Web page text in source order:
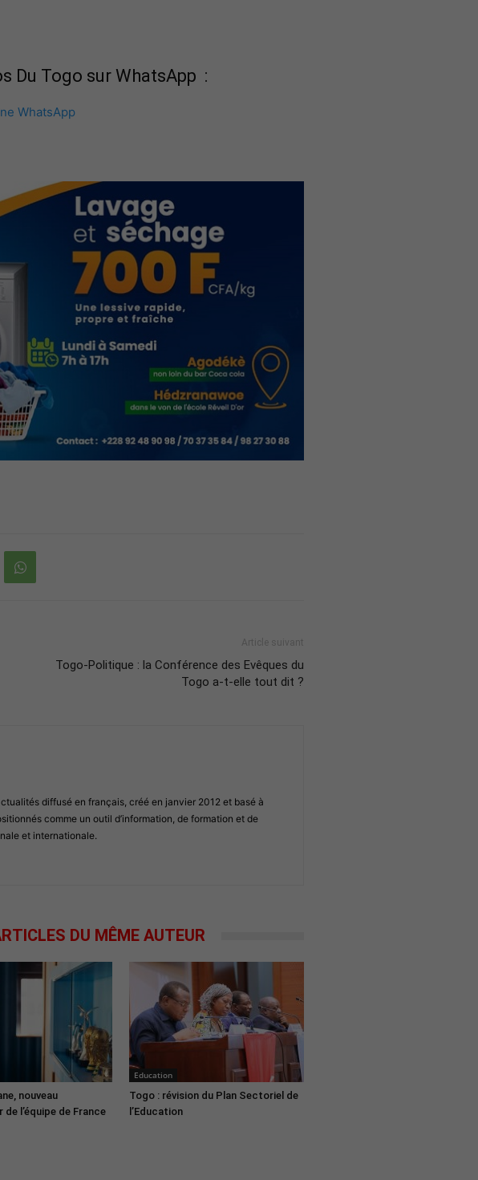
Du Togo sur WhatsApp :
WhatsApp
Article suivant
Togo-Politique : la Conférence des Evêques du
Togo a-t-elle tout dit ?
diffusé en français, créé en janvier 2012 et basé à
comme un outil d’information, de formation et de
et internationale.
DU MÊME AUTEUR
nouveau
l’équipe de France
Education
Togo : révision du Plan Sectoriel de
l’Education